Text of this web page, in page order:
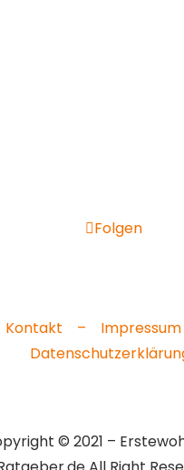
Folgen
Kontakt –
© 2021 –